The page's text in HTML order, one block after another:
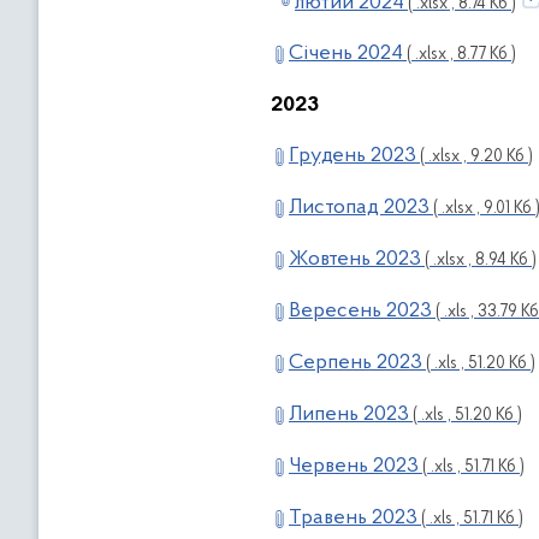
( .xlsx , 8.74 Кб )
Січень 2024 ( .xlsx , 8.77 Кб )
2023
Грудень 2023 ( .xlsx , 9.20 Кб )
Листопад 2023 ( .xlsx , 9.01 Кб )
Жовтень 2023 ( .xlsx , 8.94 Кб )
Вересень 2023 ( .xls , 33.79
Серпень 2023 ( .xls , 51.20 Кб )
Липень 2023 ( .xls , 51.20 Кб )
Червень 2023 ( .xls , 51.71 Кб )
Травень 2023 ( .xls , 51.71 Кб )